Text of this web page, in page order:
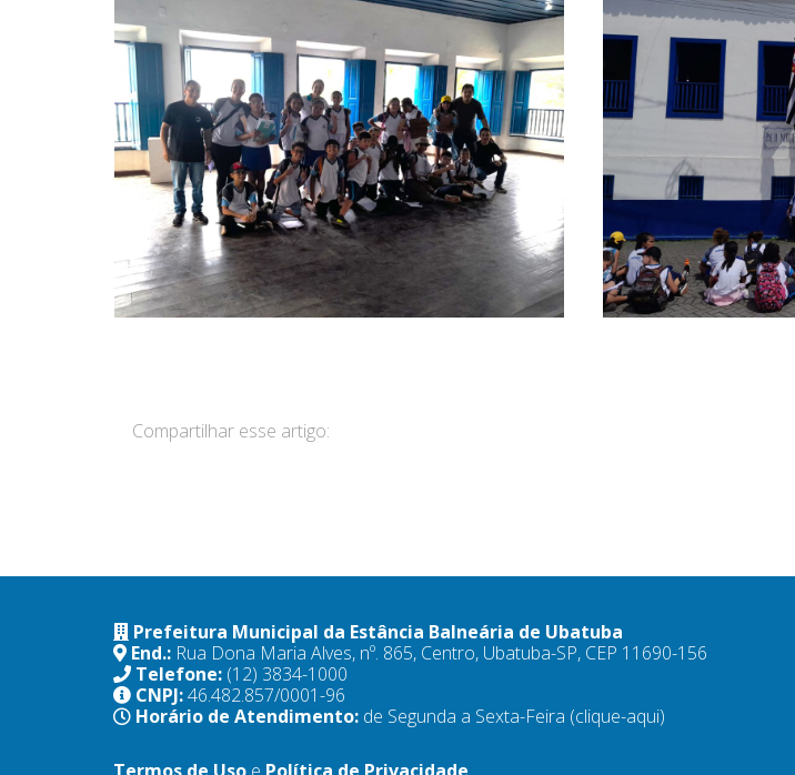
Compartilhar esse artigo:
Prefeitura Municipal da Estância Balneária de Ubatuba
End.: Rua Dona Maria Alves, nº. 865, Centro, Ubatuba-SP, CEP 11690-156
Telefone: (12) 3834-1000
CNPJ:46.482.857/0001-96
Horário de Atendimento: de Segunda a Sexta-Feira (clique-aqui)